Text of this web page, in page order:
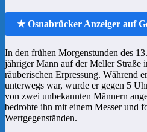
★ Osnabrücker Anzeiger auf
In den frühen Morgenstunden des
jähriger Mann auf der Meller Straße
räuberischen Erpressung. Während
unterwegs war, wurde er gegen 5
von zwei unbekannten Männern
bedrohte ihn mit einem Messer und
Wertgegenständen.